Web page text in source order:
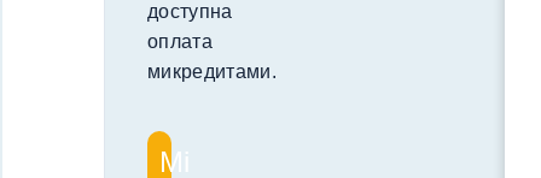
доступна
оплата
микредитами.
Mi